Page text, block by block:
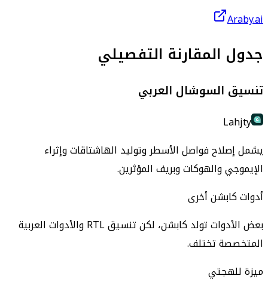
Araby.ai
جدول المقارنة التفصيلي
تنسيق السوشال العربي
Lahjty
يشمل إصلاح فواصل الأسطر وتوليد الهاشتاقات وإثراء
الإيموجي والهوكات وبريف المؤثرين.
أدوات كابشن أخرى
بعض الأدوات تولد كابشن، لكن تنسيق RTL والأدوات العربية
المتخصصة تختلف.
ميزة للهجتي